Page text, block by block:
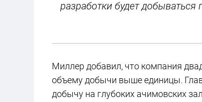
разработки будет добываться
Миллер добавил, что компания
объему добычи выше единицы.
добычу на глубоких ачимовских